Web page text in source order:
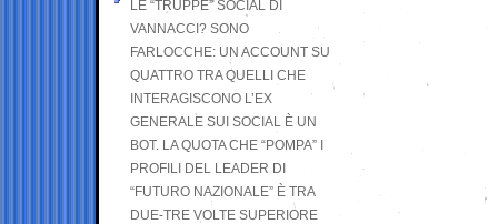
LE “TRUPPE” SOCIAL DI
VANNACCI? SONO
FARLOCCHE: UN ACCOUNT SU
QUATTRO TRA QUELLI CHE
INTERAGISCONO L’EX
GENERALE SUI SOCIAL È UN
BOT. LA QUOTA CHE “POMPA” I
PROFILI DEL LEADER DI
“FUTURO NAZIONALE” È TRA
DUE-TRE VOLTE SUPERIORE